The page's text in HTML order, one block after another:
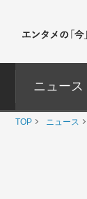
ニュース
TOP ニュース